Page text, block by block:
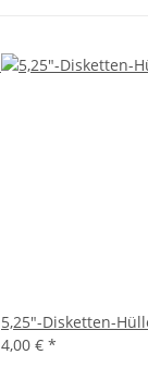
5,25"-Disketten-
4,00 € *